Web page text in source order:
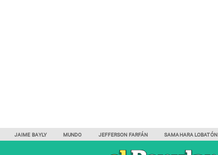
JAIME BAYLY MUNDO JEFFERSON FARFÁN SAMAHARA LOBATÓN